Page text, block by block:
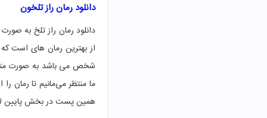
دانلود رمان راز تلخون
دانلود رمان راز تلخ به
از بهترین رمان های است
شخص می باشد به صورت
ما منتظر می‌مانیم تا رمان
همین پست در بخش پایین